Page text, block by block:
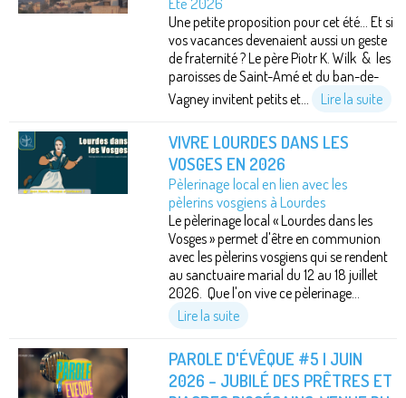
Une petite proposition pour cet été… Et si
vos vacances devenaient aussi un geste
de fraternité ? Le père Piotr K. Wilk & les
paroisses de Saint-Amé et du ban-de-
Vagney invitent petits et...
Lire la suite
VIVRE LOURDES DANS LES
VOSGES EN 2026
Pèlerinage local en lien avec les
pèlerins vosgiens à Lourdes
Le pèlerinage local « Lourdes dans les
Vosges » permet d'être en communion
avec les pèlerins vosgiens qui se rendent
au sanctuaire marial du 12 au 18 juillet
2026. Que l'on vive ce pèlerinage...
Lire la suite
PAROLE D'ÉVÊQUE #5 | JUIN
2026 – JUBILÉ DES PRÊTRES ET